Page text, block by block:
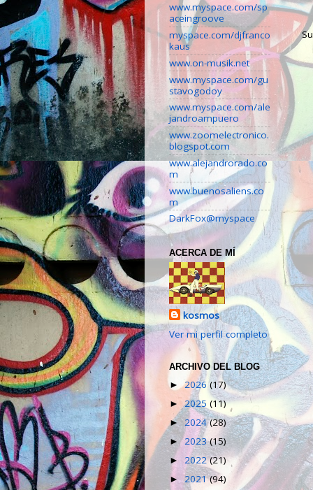
www.myspace.com/sp
aceingroove
myspace.com/djfranco
kaus
www.on-musik.net
www.myspace.com/gu
stavogodoy
www.myspace.com/ale
jandroampuero
www.zoomelectronico.
blogspot.com
www.alejandrorado.co
m
www.buenosaliens.co
m
DarkFox@myspace
ACERCA DE MÍ
kosmos
Ver mi perfil completo
ARCHIVO DEL BLOG
►2026 (17)
►2025 (11)
►2024(28)
►2023(15)
► 2022(21)
► 2021(94)